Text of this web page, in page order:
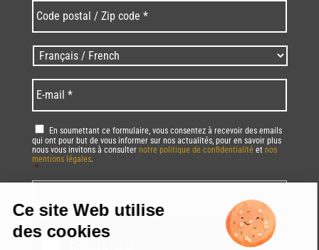
postal
/
Zip
code
* *
Langues
/
Language *
mail *
RGPD *
En soumettant ce formulaire, vous consentez à recevoir des emails
qui ont pour but de vous informer sur nos actualités, pour en savoir plus
nous vous invitons à consulter notre politique de confidentialité et nos
mentions légales.
*
CAPTCHA